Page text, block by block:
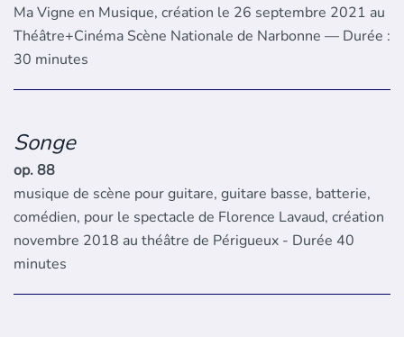
Ma Vigne en Musique, création le 26 septembre 2021 au
Théâtre+Cinéma Scène Nationale de Narbonne — Durée :
30 minutes
Songe
op. 88
musique de scène pour guitare, guitare basse, batterie,
comédien, pour le spectacle de Florence Lavaud, création
novembre 2018 au théâtre de Périgueux - Durée 40
minutes